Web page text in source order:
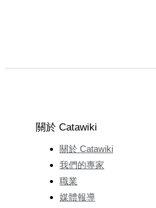
關於 Catawiki
關於 Catawiki
我們的專家
職業
媒體報導